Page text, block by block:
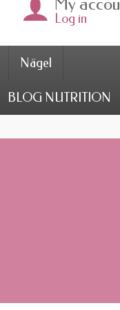
Log in
Nägel
BLOG NUTRITION